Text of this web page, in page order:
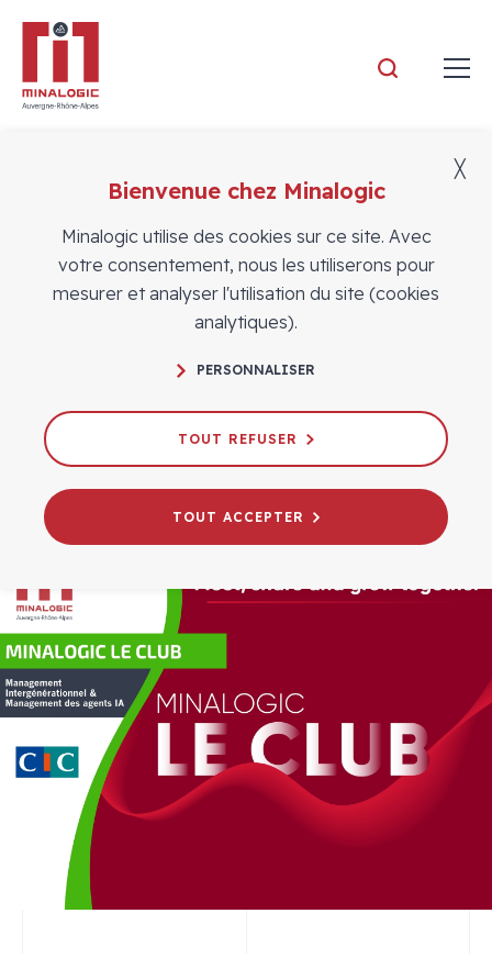
Événements
Le 26/05/2026
Bienvenue chez Minalogic
Minalogic utilise des cookies sur ce site. Avec
votre consentement, nous les utiliserons pour
mesurer et analyser l'utilisation du site (cookies
analytiques).
PERSONNALISER
TOUT REFUSER
TOUT ACCEPTER
╳